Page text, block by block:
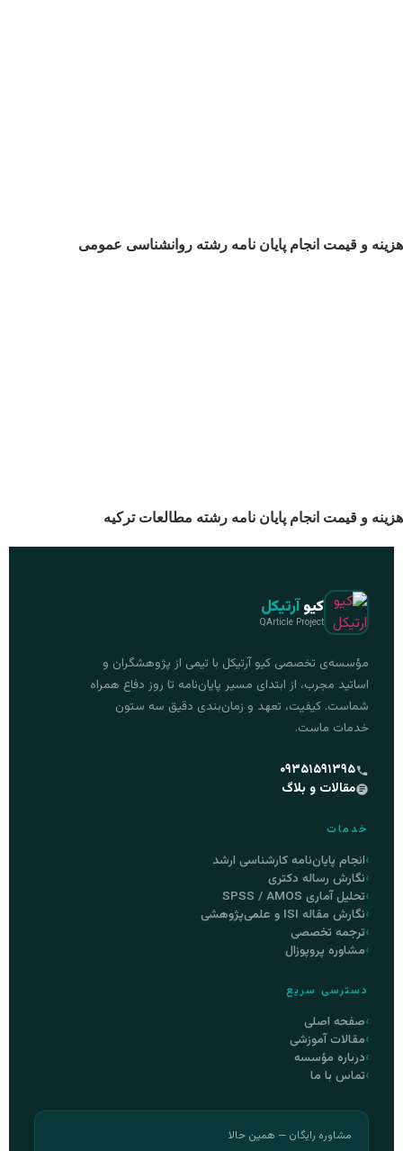
هزینه و قیمت انجام پایان نامه رشته روانشناسی عمومی
هزینه و قیمت انجام پایان نامه رشته مطالعات ترکیه
کیوآرتیکل
QArticle Project
مؤسسه‌ی تخصصی کیو آرتیکل با تیمی از پژوهشگران و
اساتید مجرب، از ابتدای مسیر پایان‌نامه تا روز دفاع همراه
شماست. کیفیت، تعهد و زمان‌بندی دقیق سه ستون
خدمات ماست.
۰۹۳۵۱۵۹۱۳۹۵
مقالات و بلاگ
خدمات
انجام پایان‌نامه کارشناسی ارشد
نگارش رساله دکتری
تحلیل آماری SPSS / AMOS
نگارش مقاله ISI و علمی‌پژوهشی
ترجمه تخصصی
مشاوره پروپوزال
دسترسی سریع
صفحه اصلی
مقالات آموزشی
درباره مؤسسه
تماس با ما
مشاوره رایگان — همین حالا